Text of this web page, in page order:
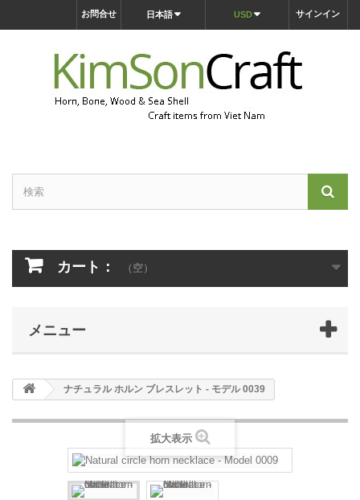
サインイン
USD
日本語
お問合せ
カート： （空）
メニュー
ナチュラル ホルン ブレスレット - モデル 0039
拡大表示